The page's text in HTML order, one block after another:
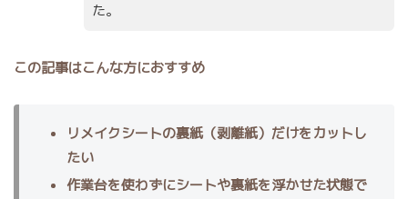
た。
この記事はこんな方におすすめ
リメイクシートの裏紙（剥離紙）だけをカットし
たい
作業台を使わずにシートや裏紙を浮かせた状態で